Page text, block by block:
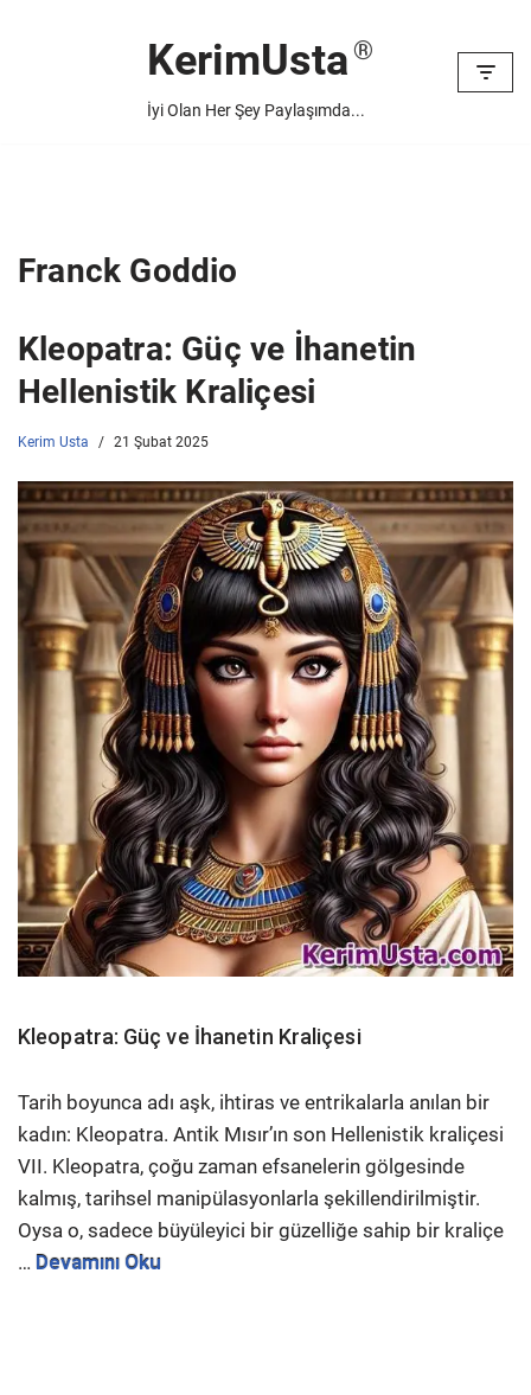
KerimUsta
İyi Olan Her Şey Paylaşımda...
Franck Goddio
Kleopatra: Güç ve İhanetin
Hellenistik Kraliçesi
Kerim Usta 21 Şubat 2025
Kleopatra: Güç ve İhanetin Kraliçesi
Tarih boyunca adı aşk, ihtiras ve entrikalarla anılan bir
kadın: Kleopatra. Antik Mısır’ın son Hellenistik kraliçesi
VII. Kleopatra, çoğu zaman efsanelerin gölgesinde
kalmış, tarihsel manipülasyonlarla şekillendirilmiştir.
Oysa o, sadece büyüleyici bir güzelliğe sahip bir kraliçe
… Devamını Oku